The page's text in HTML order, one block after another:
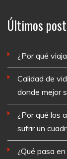
Últimos
¿Por qué
Calidad de
donde mejor
¿Por qué los
sufrir un
¿Qué pasa